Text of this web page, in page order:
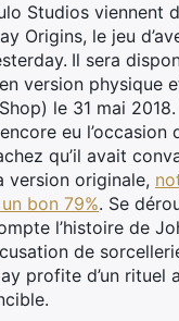
Studios viennent
Origins, le jeu
Il sera
version physique
le 31 mai
eu l’occasion
qu’il avait
version originale,
bon 79%. Se
l’histoire de
de
profite d’un rituel